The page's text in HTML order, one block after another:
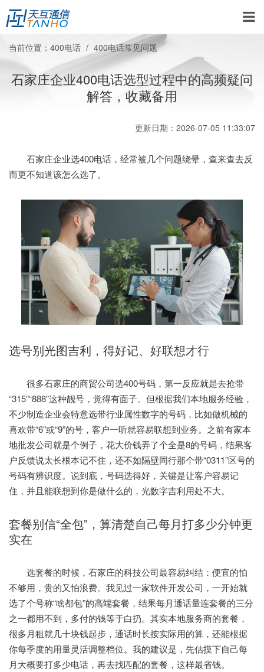
当前位置： 400电话 400电话常见问题
石家庄企业400电话选型过程中的高频疑问
解答，收藏备用
更新日期：2026-07-05 11:33:07
石家庄企业选400电话，经常被几个问题绕晕，查来查去反
而更不知道该怎么选了。
选号别光图吉利，得好记、好联想才行
很多石家庄的商贸公司选400号码，第一反应就是去抢带
“315”“888”这种靓号，觉得有面子。但根据我们本地服务经验，
不少制造企业会特意选带行业属性数字的号码，比如做机械的
喜欢带“6”或“9”的号，客户一听就容易联想到业务。之前有家本
地批发公司就是个例子，花大价钱弄了个全是8的号码，结果客
户反馈说太长根本记不住，还不如隔壁同行那个带“0311”区号的
号码有辨识度。说到底，号码选得好，关键是让客户容易记
住，并且能联想到你是做什么的，光数字吉利用处不大。
套餐别信“全包”，算清楚自己每月打多少分钟更
实在
选套餐的时候，石家庄的科技公司最容易纠结：便宜的怕
不够用，贵的又怕浪费。我见过一家软件开发公司，一开始就
选了个号称“啥都包”的高端套餐，结果每月通话量连套餐的三分
之一都用不到，多付的钱等于白扔。其实本地服务商的套餐，
很多月租就几十块钱起步，通话时长按实际用的算，还能根据
你每季度的用量灵活调整档位。我的建议是，先估摸下自己每
月大概要打多少电话，再去找匹配的套餐，这样最省钱。